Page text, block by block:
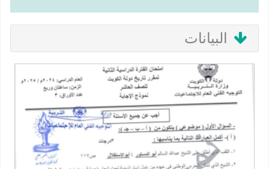
البيانات